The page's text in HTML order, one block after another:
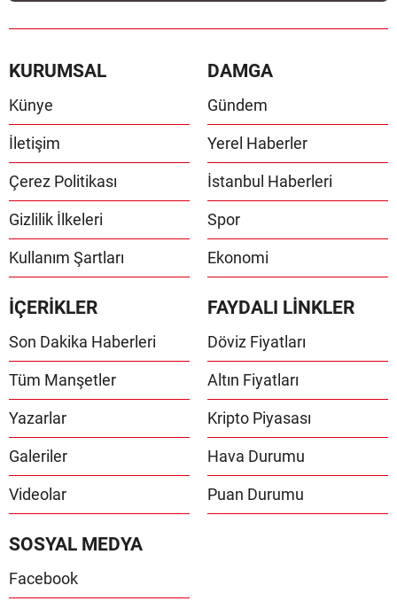
KURUMSAL
Künye
İletişim
Çerez Politikası
Gizlilik İlkeleri
Kullanım Şartları
DAMGA
Gündem
Yerel Haberler
İstanbul Haberleri
Spor
Ekonomi
İÇERİKLER
Son Dakika Haberleri
Tüm Manşetler
Yazarlar
Galeriler
Videolar
FAYDALI LİNKLER
Döviz Fiyatları
Altın Fiyatları
Kripto Piyasası
Hava Durumu
Puan Durumu
SOSYAL MEDYA
Facebook